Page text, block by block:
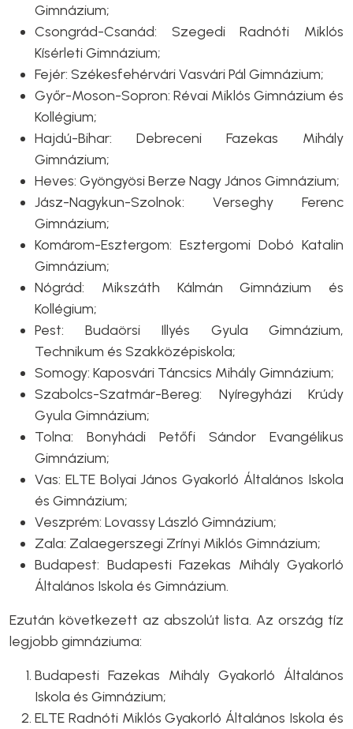
Gimnázium;
Csongrád-Csanád: Szegedi Radnóti Miklós
Kísérleti Gimnázium;
Fejér: Székesfehérvári Vasvári Pál Gimnázium;
Győr-Moson-Sopron: Révai Miklós Gimnázium és
Kollégium;
Hajdú-Bihar: Debreceni Fazekas Mihály
Gimnázium;
Heves: Gyöngyösi Berze Nagy János Gimnázium;
Jász-Nagykun-Szolnok: Verseghy Ferenc
Gimnázium;
Komárom-Esztergom: Esztergomi Dobó Katalin
Gimnázium;
Nógrád: Mikszáth Kálmán Gimnázium és
Kollégium;
Pest: Budaörsi Illyés Gyula Gimnázium,
Technikum és Szakközépiskola;
Somogy: Kaposvári Táncsics Mihály Gimnázium;
Szabolcs-Szatmár-Bereg: Nyíregyházi Krúdy
Gyula Gimnázium;
Tolna: Bonyhádi Petőfi Sándor Evangélikus
Gimnázium;
Vas: ELTE Bolyai János Gyakorló Általános Iskola
és Gimnázium;
Veszprém: Lovassy László Gimnázium;
Zala: Zalaegerszegi Zrínyi Miklós Gimnázium;
Budapest: Budapesti Fazekas Mihály Gyakorló
Általános Iskola és Gimnázium.
Ezután következett az abszolút lista. Az ország tíz
legjobb gimnáziuma:
Budapesti Fazekas Mihály Gyakorló Általános
Iskola és Gimnázium;
ELTE Radnóti Miklós Gyakorló Általános Iskola és